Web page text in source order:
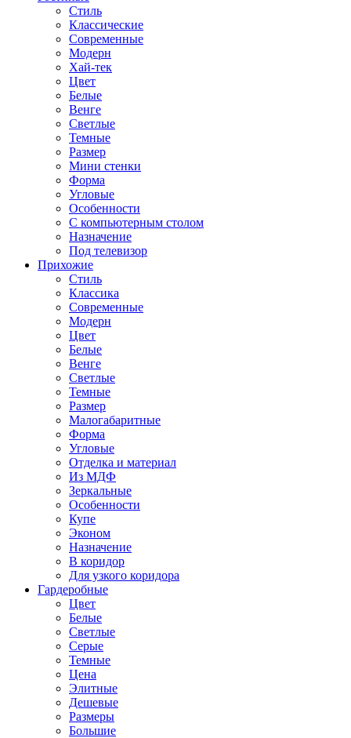
Стиль
Классические
Современные
Модерн
Хай-тек
Цвет
Белые
Венге
Светлые
Темные
Размер
Мини стенки
Форма
Угловые
Особенности
С компьютерным столом
Назначение
Под телевизор
Прихожие
Стиль
Классика
Современные
Модерн
Цвет
Белые
Венге
Светлые
Темные
Размер
Малогабаритные
Форма
Угловые
Отделка и материал
Из МДФ
Зеркальные
Особенности
Купе
Эконом
Назначение
В коридор
Для узкого коридора
Гардеробные
Цвет
Белые
Светлые
Серые
Темные
Цена
Элитные
Дешевые
Размеры
Большие